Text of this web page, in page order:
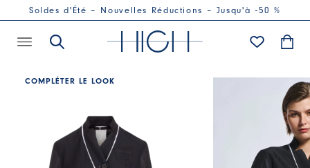
Soldes d'Été – Nouvelles Réductions – Jusqu'à -50 %
COMPLÉTER LE LOOK